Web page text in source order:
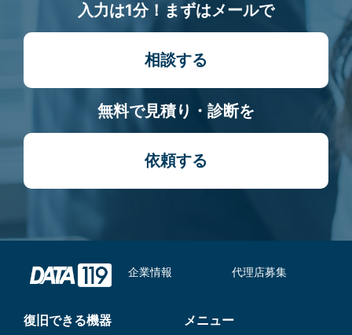
入力は1分！まずはメールで
相談する
無料で見積り・診断を
依頼する
企業情報 代理店募集
復旧できる機器 メニュー